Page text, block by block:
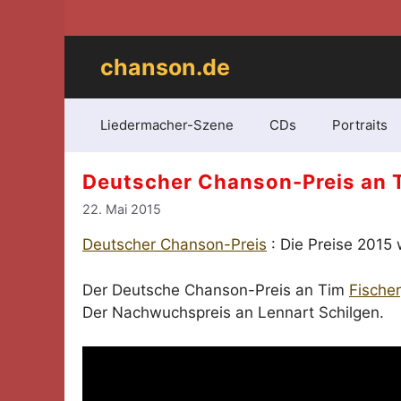
chanson.de
Liedermacher-Szene CDs Portraits
Deutscher Chanson-Preis an
22. Mai 2015
Deutscher Chanson-Preis : Die Preise 2015
Der Deutsche Chanson-Preis an Tim Fischer
Der Nachwuchspreis an Lennart Schilgen.